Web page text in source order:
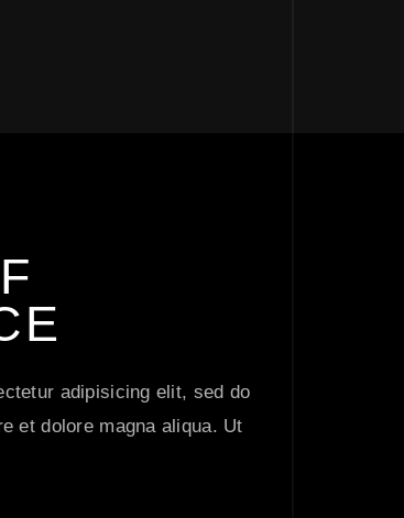
adipisicing elit, sed do
et dolore magna aliqua. Ut